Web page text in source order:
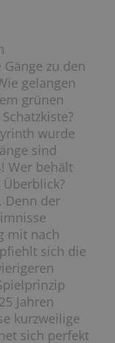
zu den
gelangen
grünen
wurde
sind
Wer behält
Denn der
mit nach
sich die
Jahren
kurzweilige
sich perfekt